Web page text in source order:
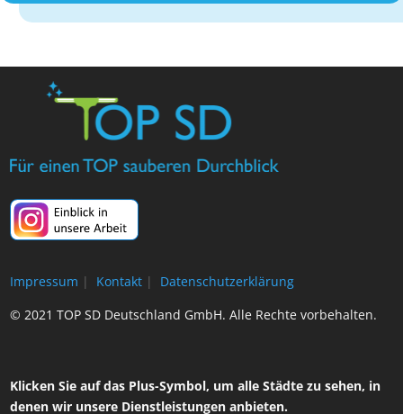
Impressum | Kontakt |
Datenschutzerklärung
© 2021 TOP SD Deutschland GmbH. Alle Rechte vorbehalten.
Klicken Sie auf das Plus-Symbol, um alle Städte zu sehen, in
denen wir unsere Dienstleistungen anbieten.